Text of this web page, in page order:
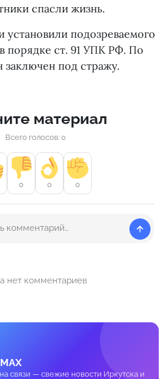
спасли жизнь.
установили подозреваемого
порядке ст. 91 УПК РФ. По
под стражу.
материал
Всего голосов: 0
0 0 0
нет комментариев
связи — свежие новости Иркутска и